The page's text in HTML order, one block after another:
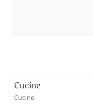
Cucine
Cucine